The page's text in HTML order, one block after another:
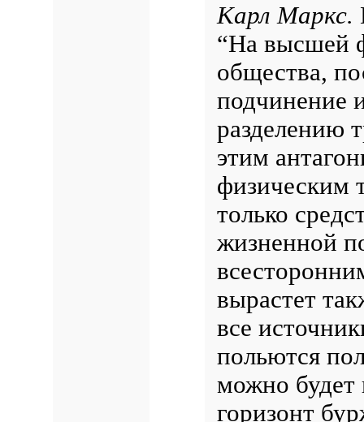
Карл Маркс.
“На высшей
общества,
подчинение
разделению
этим
физическим
только
жизненной
вырастет
все
польются
можно будет
горизонт